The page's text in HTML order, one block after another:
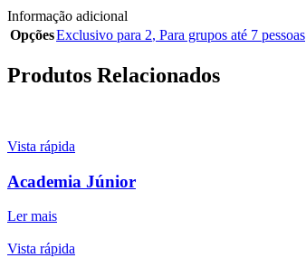
Informação adicional
OpçõesExclusivo para 2, Para grupos até 7 pessoas
Produtos Relacionados
Vista rápida
Academia Júnior
Ler mais
Vista rápida